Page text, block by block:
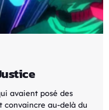
avaient posé des
convaincre au-delà du